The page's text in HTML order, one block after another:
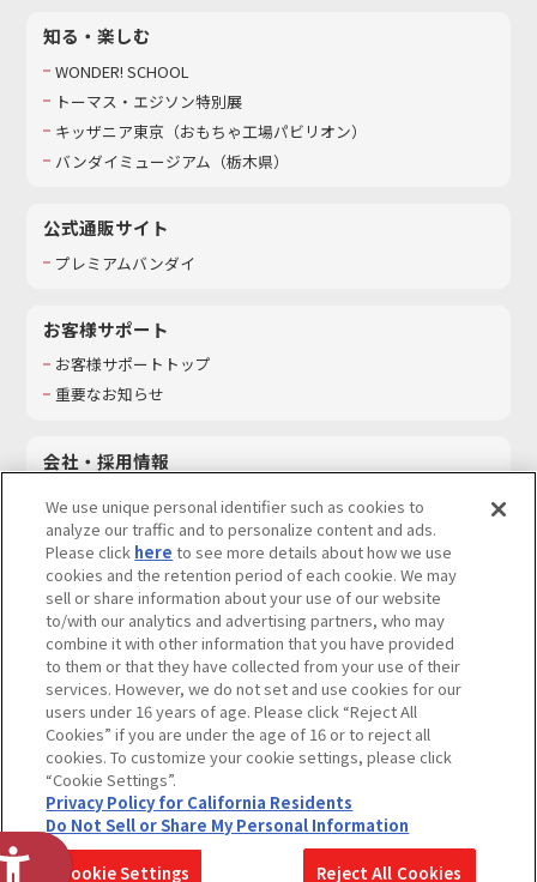
知る・楽しむ
WONDER! SCHOOL
トーマス・エジソン特別展
キッザニア東京（おもちゃ工場パビリオン）​
バンダイミュージアム（栃木県）
公式通販サイト
プレミアムバンダイ
お客様サポート
お客様サポートトップ
重要なお知らせ
会社・採用情報
採用情報
サステナビリティ
お問い合わせ
ウェブサイトご利用条件 ソーシャルメディアポリシー
個人情報及び特定個人情報等の取り扱いに関する保護方針
Do Not Sell or Share My Personal Information著作権・商標について
カスタマーハラスメントに対する基本的な対応方針
コピーライト一覧を表示する
We use unique personal identifier such as cookies to
analyze our traffic and to personalize content and ads.
Please click here to see more details about how we use
cookies and the retention period of each cookie. We may
sell or share information about your use of our website
to/with our analytics and advertising partners, who may
combine it with other information that you have provided
to them or that they have collected from your use of their
services. However, we do not set and use cookies for our
users under 16 years of age. Please click “Reject All
Cookies” if you are under the age of 16 or to reject all
cookies. To customize your cookie settings, please click
“Cookie Settings”.
Privacy Policy for California Residents
Do Not Sell or Share My Personal Information
Cookie Settings Reject All Cookies